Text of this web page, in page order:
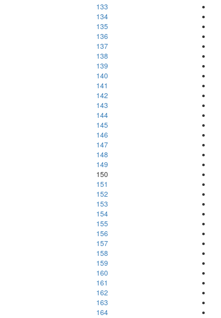
133
134
135
136
137
138
139
140
141
142
143
144
145
146
147
148
149
150
151
152
153
154
155
156
157
158
159
160
161
162
163
164